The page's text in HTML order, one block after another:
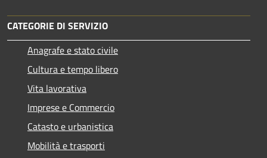
CATEGORIE DI SERVIZIO
Anagrafe e stato civile
Cultura e tempo libero
Vita lavorativa
Imprese e Commercio
Catasto e urbanistica
Mobilità e trasporti